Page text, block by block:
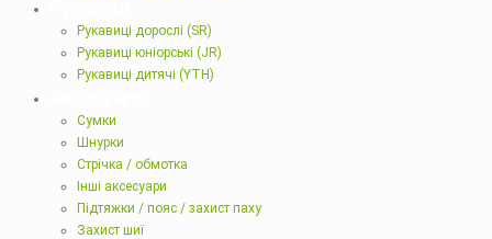
Рукавиці дорослі (SR)
Рукавиці юніорські (JR)
Рукавиці дитячі (YTH)
Сумки
Шнурки
Стрічка / обмотка
Інші аксесуари
Підтяжки / пояс / захист паху
Захист шиї